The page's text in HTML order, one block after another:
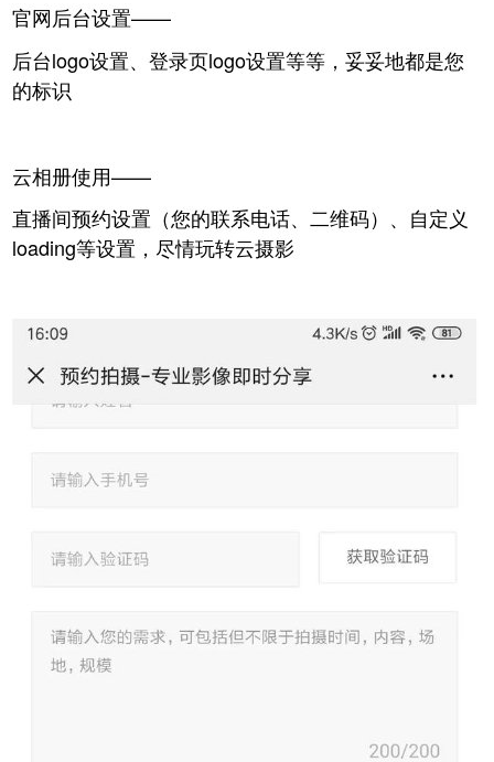
官网后台设置——
后台logo设置、登录页logo设置等等，妥妥地都是您
的标识
云相册使用——
直播间预约设置（您的联系电话、二维码）、自定义
loading等设置，尽情玩转云摄影